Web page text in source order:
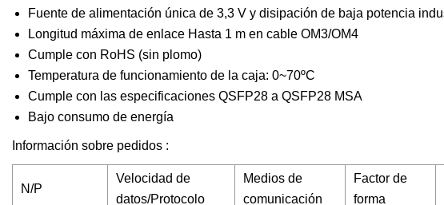
Fuente de alimentación única de 3,3 V y disipación de baja potencia
Longitud máxima de enlace Hasta 1 m en cable OM3/OM4
Cumple con RoHS (sin plomo)
Temperatura de funcionamiento de la caja: 0~70ºC
Cumple con las especificaciones QSFP28 a QSFP28 MSA
Bajo consumo de energía
Información sobre pedidos :
N/P
Velocidad de
datos/Protocolo
Medios de
comunicación
Factor de
forma